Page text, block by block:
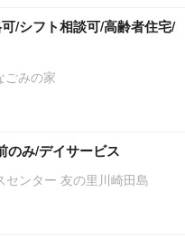
/シフト相談可/高齢者住宅/
ごみの家
のみ/デイサービス
ンター 友の里川崎田島